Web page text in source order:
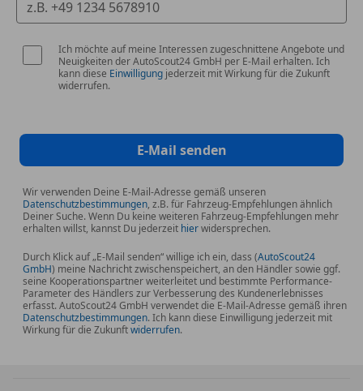
Service-System: Concierge Services
Multimedia
Charging)
Navigationssystem
Service-System: Apple CarPlay Information
(Vorbereitung)
Service-System: Real Time Traffic Information (RTTI)
USB Schnittstelle
Exterieur
Dachreling
Dachreling schwarz
Ich möchte auf meine Interessen zugeschnittene Angebote und
Neuigkeiten der AutoScout24 GmbH per E-Mail erhalten. Ich
kann diese Einwilligung jederzeit mit Wirkung für die Zukunft
widerrufen.
E-Mail senden
Wir verwenden Deine E-Mail-Adresse gemäß unseren
Datenschutzbestimmungen, z.B. für Fahrzeug-Empfehlungen ähnlich
Deiner Suche. Wenn Du keine weiteren Fahrzeug-Empfehlungen mehr
erhalten willst, kannst Du jederzeit hierwidersprechen.
Durch Klick auf „E-Mail senden“ willige ich ein, dass (AutoScout24
GmbH) meine Nachricht zwischenspeichert, an den Händler sowie ggf.
seine Kooperationspartner weiterleitet und bestimmte Performance-
Parameter des Händlers zur Verbesserung des Kundenerlebnisses
erfasst. AutoScout24 GmbH verwendet die E-Mail-Adresse gemäß ihren
Datenschutzbestimmungen. Ich kann diese Einwilligung jederzeit mit
Wirkung für die Zukunftwiderrufen.